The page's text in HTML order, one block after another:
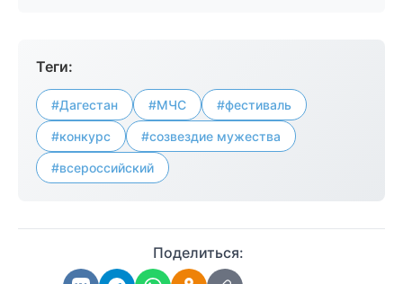
Теги:
#Дагестан #МЧС #фестиваль
#конкурс #созвездие мужества
#всероссийский
Поделиться: